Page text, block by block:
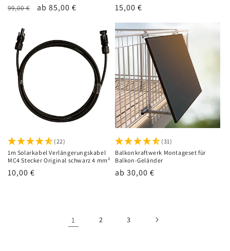
Normaler
99,00 € Verkaufspreis
ab 85,00 €
Normaler
15,00 €
(22)
1m Solarkabel Verlängerungskabel
MC4 Stecker Original schwarz 4 mm²
Normaler
10,00 €
(31)
Balkonkraftwerk Montageset für
Balkon-Geländer
Normaler
ab 30,00 €
1 2 3